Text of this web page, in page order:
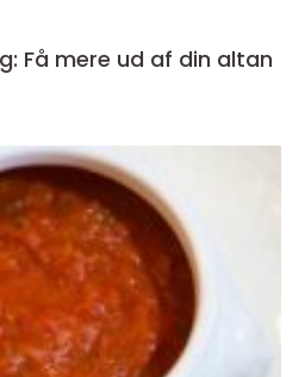
Få mere ud af din altan